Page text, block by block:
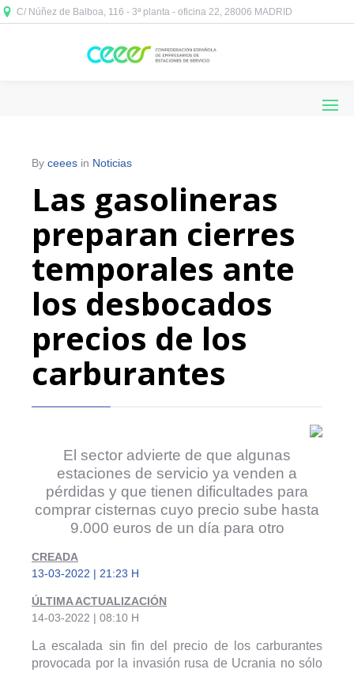
C/ Núñez de Balboa, 116 - 3ª planta - oficina 22, 28006 MADRID
By ceees in Noticias
Las gasolineras
preparan cierres
temporales ante
los desbocados
precios de los
carburantes
El sector advierte de que algunas
estaciones de servicio ya venden a
pérdidas y que tienen dificultades para
comprar cisternas cuyo precio sube hasta
9.000 euros de un día para otro
CREADA
13-03-2022 | 21:23 H
ÚLTIMA ACTUALIZACIÓN
14-03-2022 | 08:10 H
La escalada sin fin del precio de los carburantes
provocada por la invasión rusa de Ucrania no sólo